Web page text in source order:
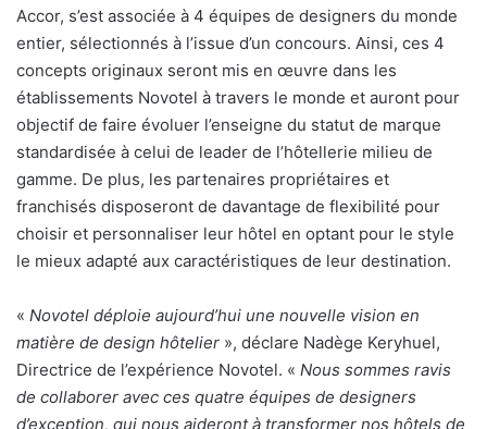
Accor, s’est associée à 4 équipes de designers du monde
entier, sélectionnés à l’issue d’un concours. Ainsi, ces 4
concepts originaux seront mis en œuvre dans les
établissements Novotel à travers le monde et auront pour
objectif de faire évoluer l’enseigne du statut de marque
standardisée à celui de leader de l’hôtellerie milieu de
gamme. De plus, les partenaires propriétaires et
franchisés disposeront de davantage de flexibilité pour
choisir et personnaliser leur hôtel en optant pour le style
le mieux adapté aux caractéristiques de leur destination.
« Novotel déploie aujourd’hui une nouvelle vision en
matière de design hôtelier », déclare Nadège Keryhuel,
Directrice de l’expérience Novotel. « Nous sommes ravis
de collaborer avec ces quatre équipes de designers
d’exception, qui nous aideront à transformer nos hôtels de